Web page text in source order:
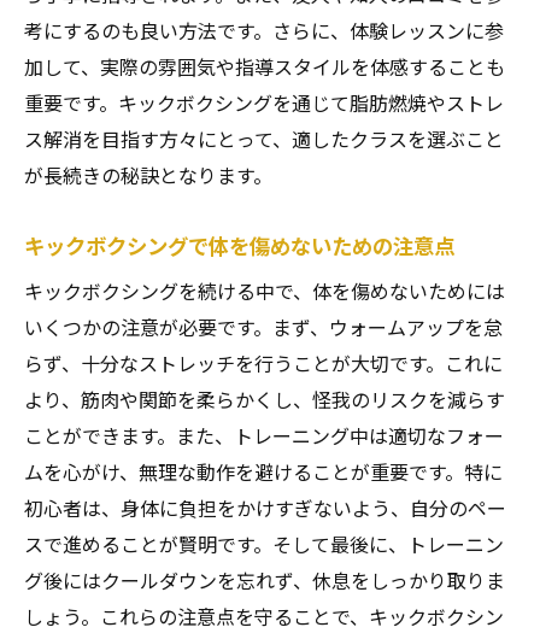
考にするのも良い方法です。さらに、体験レッスンに参
加して、実際の雰囲気や指導スタイルを体感することも
重要です。キックボクシングを通じて脂肪燃焼やストレ
ス解消を目指す方々にとって、適したクラスを選ぶこと
が長続きの秘訣となります。
キックボクシングで体を傷めないための注意点
キックボクシングを続ける中で、体を傷めないためには
いくつかの注意が必要です。まず、ウォームアップを怠
らず、十分なストレッチを行うことが大切です。これに
より、筋肉や関節を柔らかくし、怪我のリスクを減らす
ことができます。また、トレーニング中は適切なフォー
ムを心がけ、無理な動作を避けることが重要です。特に
初心者は、身体に負担をかけすぎないよう、自分のペー
スで進めることが賢明です。そして最後に、トレーニン
グ後にはクールダウンを忘れず、休息をしっかり取りま
しょう。これらの注意点を守ることで、キックボクシン